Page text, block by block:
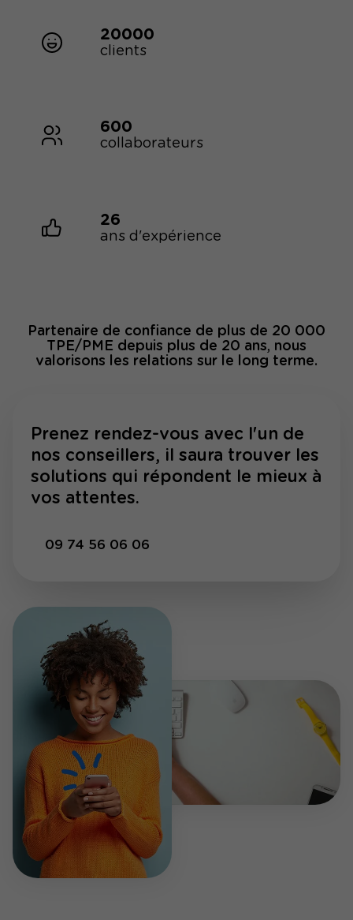
20000
clients
600
collaborateurs
26
ans d'expérience
Partenaire de confiance de plus de 20 000
TPE/PME depuis plus de 20 ans, nous
valorisons les relations sur le long terme.
Prenez rendez-vous avec l'un de
nos conseillers, il saura trouver les
solutions qui répondent le mieux à
vos attentes.
09 74 56 06 06